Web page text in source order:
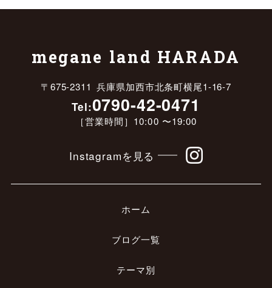
megane land HARADA
〒675-2311 兵庫県加西市北条町横尾1-16-7
Tel:0790-42-0471
［営業時間］10:00 〜19:00
Instagramを見る
ホーム
ブログ一覧
テーマ別